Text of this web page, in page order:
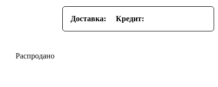
Доставка: Кредит: